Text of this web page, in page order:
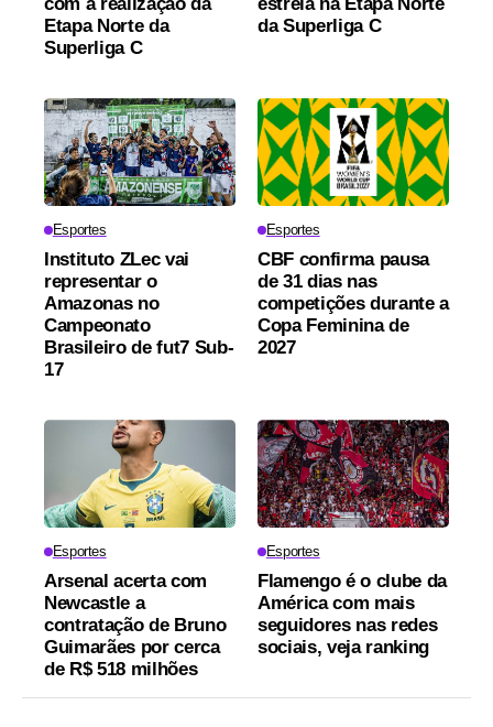
Etapa Norte da
Superliga C
da Superliga C
Esportes
Instituto ZLec vai
representar o
Amazonas no
Campeonato
Brasileiro de fut7 Sub-
17
Esportes
CBF confirma pausa
de 31 dias nas
competições durante a
Copa Feminina de
2027
Esportes
Arsenal acerta com
Newcastle a
contratação de Bruno
Guimarães por cerca
de R$ 518 milhões
Esportes
Flamengo é o clube da
América com mais
seguidores nas redes
sociais, veja ranking